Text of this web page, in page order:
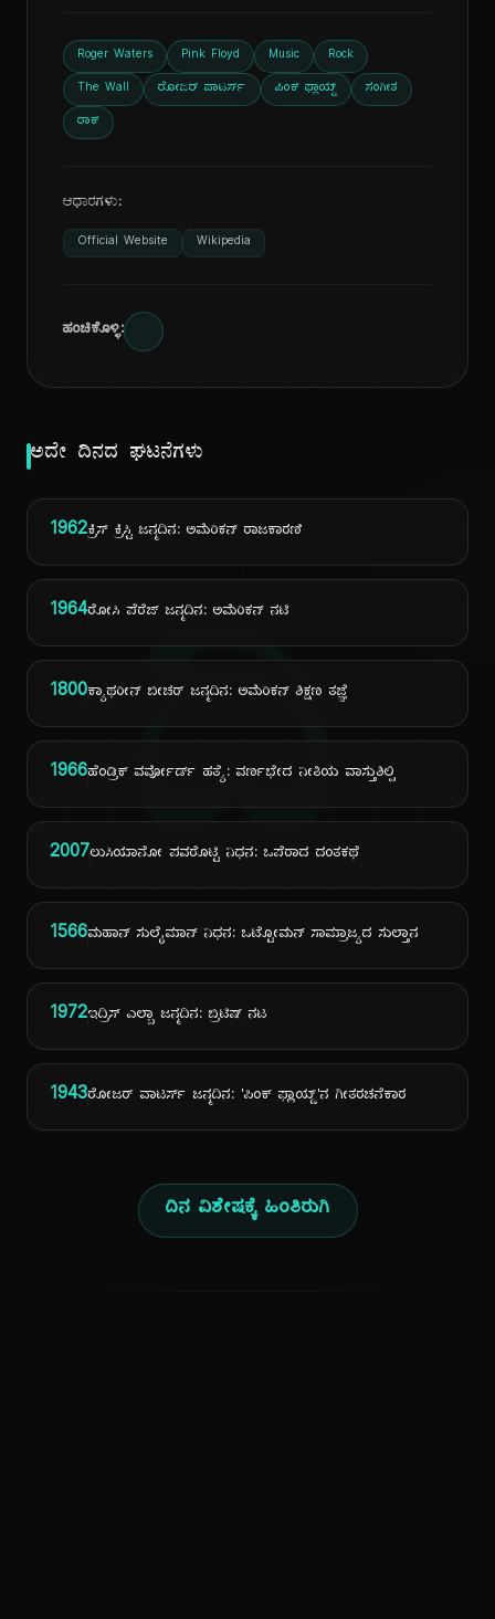
ದಿ
Roger Waters Pink Floyd Music Rock
The Wall ರೋಜರ್ ವಾಟರ್ಸ್ ಪಿಂಕ್ ಫ್ಲಾಯ್ಡ್ ಸಂಗೀತ
ರಾಕ್
ಆಧಾರಗಳು:
Official Website Wikipedia
ಹಂಚಿಕೊಳ್ಳಿ:
ಅದೇ ದಿನದ ಘಟನೆಗಳು
1962ಕ್ರಿಸ್ ಕ್ರಿಸ್ಟಿ ಜನ್ಮದಿನ: ಅಮೆರಿಕನ್ ರಾಜಕಾರಣಿ
1964ರೋಸಿ ಪೆರೆಜ್ ಜನ್ಮದಿನ: ಅಮೆರಿಕನ್ ನಟಿ
1800ಕ್ಯಾಥರೀನ್ ಬೀಚರ್ ಜನ್ಮದಿನ: ಅಮೆರಿಕನ್ ಶಿಕ್ಷಣ ತಜ್ಞೆ
1966ಹೆಂಡ್ರಿಕ್ ವರ್ವೋರ್ಡ್ ಹತ್ಯೆ: ವರ್ಣಭೇದ ನೀತಿಯ ವಾಸ್ತುಶಿಲ್ಪಿ
2007ಲುಸಿಯಾನೋ ಪವರೊಟ್ಟಿ ನಿಧನ: ಒಪೆರಾದ ದಂತಕಥೆ
1566ಮಹಾನ್ ಸುಲೈಮಾನ್ ನಿಧನ: ಒಟ್ಟೋಮನ್ ಸಾಮ್ರಾಜ್ಯದ ಸುಲ್ತಾನ
1972ಇದ್ರಿಸ್ ಎಲ್ಬಾ ಜನ್ಮದಿನ: ಬ್ರಿಟಿಷ್ ನಟ
1943ರೋಜರ್ ವಾಟರ್ಸ್ ಜನ್ಮದಿನ: 'ಪಿಂಕ್ ಫ್ಲಾಯ್ಡ್'ನ ಗೀತರಚನೆಕಾರ
ದಿನ ವಿಶೇಷಕ್ಕೆ ಹಿಂತಿರುಗಿ